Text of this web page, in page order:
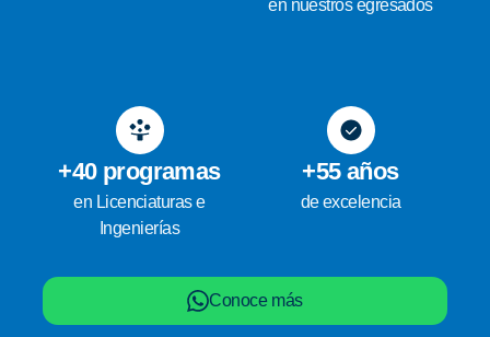
en nuestros egresados
+40 programas
en Licenciaturas e
Ingenierías
+55 años
de excelencia
Conoce más